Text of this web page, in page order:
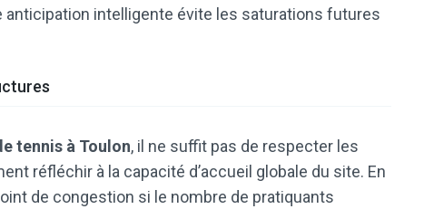
intelligente évite les saturations futures
tennis à Toulon, il ne suffit pas de respecter les
réfléchir à la capacité d’accueil globale du site. En
de congestion si le nombre de pratiquants